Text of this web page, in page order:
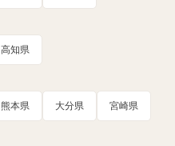
高知県
熊本県 大分県 宮崎県